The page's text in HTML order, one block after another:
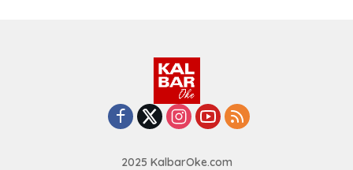
2025 KalbarOke.com